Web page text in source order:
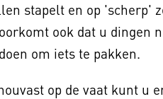
stapelt en op 'scherp'
ook dat u dingen
om iets te pakken.
op de vaat kunt u